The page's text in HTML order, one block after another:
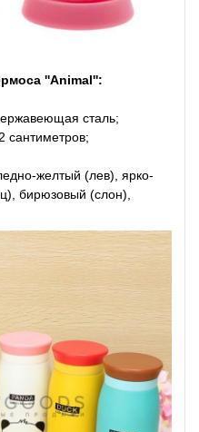
''Animal'':
сталь;
сантиметров;
желтый (лев), ярко-
бирюзовый (слон),